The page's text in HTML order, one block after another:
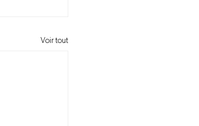
Voir tout